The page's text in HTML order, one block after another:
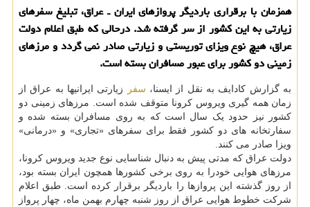
همزمان با برقراری باردیگر پروازهای ایران ـ عراق، تبلیغ سفرهای
زیارتی به این کشور از سر گرفته شد. درحالی که طبق اعلام دولت
عراق، هیچ نوع ویزای توریستی و زیارتی صادر نمی گردد و مرزهای
زمینی دو کشور برای عبور مسافران بسته است.
به گزارش کادایف به نقل از ایسنا، سفر
زیارتی ایرانیها به عراق از
زمان همه گیری ویروس کرونا متوقف شده است. مرزهای زمینی دو
کشور نیز حدود یک سال است که به روی مسافران بسته شده و
سفارتخانه های دو کشور فقط برای سفرهای «تجاری» و «درمانی»
ویزا صادر می کنند.
دولت عراق که مدتی پیش به دنبال شناسایی نوع جدید ویروس کرونا،
مرزهای هوایی خودرا به روی برخی کشورها همچون ایران بسته بود،
از روز گذشته این پروازها را باردیگر برقرار کرده است. طبق اعلام
شرکت خطوط هوایی عراق از روز شنبه چهارم بهمن ماه، چهار پرواز